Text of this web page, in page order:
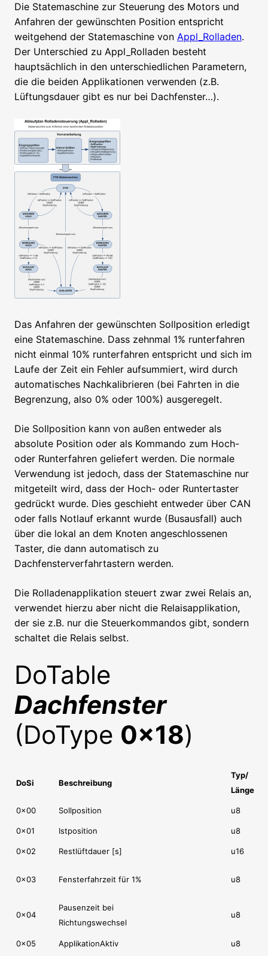
Die Statemaschine zur Steuerung des Motors und
Anfahren der gewünschten Position entspricht
weitgehend der Statemaschine von Appl_Rolladen.
Der Unterschied zu Appl_Rolladen besteht
hauptsächlich in den unterschiedlichen Parametern,
die die beiden Applikationen verwenden (z.B.
Lüftungsdauer gibt es nur bei Dachfenster…).
Das Anfahren der gewünschten Sollposition erledigt
eine Statemaschine. Dass zehnmal 1% runterfahren
nicht einmal 10% runterfahren entspricht und sich im
Laufe der Zeit ein Fehler aufsummiert, wird durch
automatisches Nachkalibrieren (bei Fahrten in die
Begrenzung, also 0% oder 100%) ausgeregelt.
Die Sollposition kann von außen entweder als
absolute Position oder als Kommando zum Hoch-
oder Runterfahren geliefert werden. Die normale
Verwendung ist jedoch, dass der Statemaschine nur
mitgeteilt wird, dass der Hoch- oder Runtertaster
gedrückt wurde. Dies geschieht entweder über CAN
oder falls Notlauf erkannt wurde (Busausfall) auch
über die lokal an dem Knoten angeschlossenen
Taster, die dann automatisch zu
Dachfensterverfahrtastern werden.
Die Rolladenapplikation steuert zwar zwei Relais an,
verwendet hierzu aber nicht die Relaisapplikation,
der sie z.B. nur die Steuerkommandos gibt, sondern
schaltet die Relais selbst.
DoTable
Dachfenster
(DoType 0x18)
DoSi Beschreibung
Typ/
Länge
0x00 Sollposition u8
0x01 Istposition u8
0x02 Restlüftdauer [s] u16
0x03 Fensterfahrzeit für 1% u8
0x04
Pausenzeit bei
Richtungswechsel
u8
0x05 ApplikationAktiv u8